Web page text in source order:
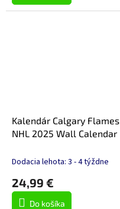
Kalendár Calgary Flames
NHL 2025 Wall Calendar
Dodacia lehota: 3 - 4 týždne
24,99 €
Do košíka